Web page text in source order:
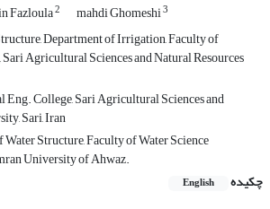
Fazloula2 mahdi Ghomeshi3
Department of Irrigation, Faculty of
Agricultural Sciences and Natural Resources
College, Sari Agricultural Sciences and
Sari, Iran
Structure, Faculty of Water Science
University of Ahwaz.
چکیده
English